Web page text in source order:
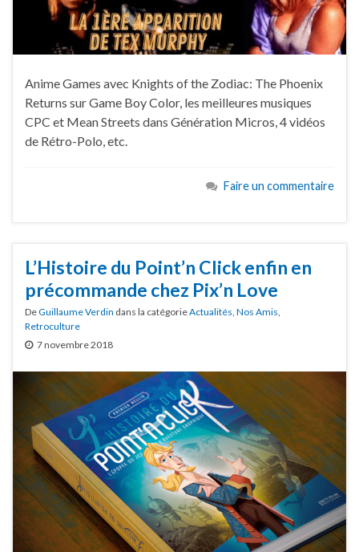
Anime Games avec Knights of the Zodiac: The Phoenix
Returns sur Game Boy Color, les meilleures musiques
CPC et Mean Streets dans Génération Micros, 4 vidéos
de Rétro-Polo, etc.
Faire un commentaire
L’Histoire du Point’n Click enfin en
précommande chez Pix’n Love
DeGuillaume Verdin dans la catégorieActualités Nos Amis
Retroculture
7 novembre 2018